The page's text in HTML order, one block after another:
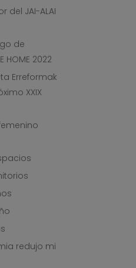
del JAI-ALAI
de
HOME 2022
Erreformak
XXIX
redujo mi